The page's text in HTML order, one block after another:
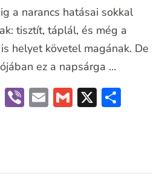
a narancs hatásai sokkal
tisztít, táplál, és még a
helyet követel magának. De
ez a napsárga …
Messenger
ViberEmailGmail
X